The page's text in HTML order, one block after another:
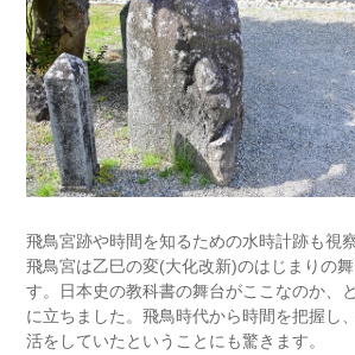
飛鳥宮跡や時間を知るための水時計跡も視察
飛鳥宮は乙巳の変(大化改新)のはじまりの
す。日本史の教科書の舞台がここなのか、
に立ちました。飛鳥時代から時間を把握し
活をしていたということにも驚きます。